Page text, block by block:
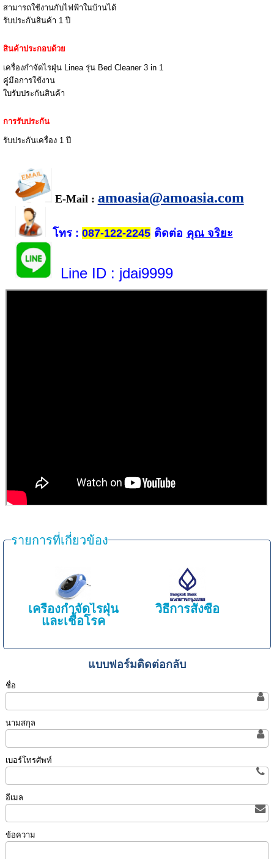
สามารถใช้งานกับไฟฟ้าในบ้านได้
รับประกันสินค้า 1 ปี
สินค้าประกอบด้วย
เครื่องกำจัดไรฝุ่น Linea รุ่น Bed Cleaner 3 in 1
คู่มือการใช้งาน
ใบรับประกันสินค้า
การรับประกัน
รับประกันเครื่อง 1 ปี
E-Mail : amoasia@amoasia.com
โทร: 087-122-2245ติดต่อ คุณ จริยะ
Line ID : jdai9999
รายการที่เกี่ยวข้อง
เครื่องกำจัดไรฝุ่น
และเชื้อโรค
วิธีการสั่งซื้อ
แบบฟอร์มติดต่อกลับ
ชื่อ
นามสกุล
เบอร์โทรศัพท์
อีเมล
ข้อความ